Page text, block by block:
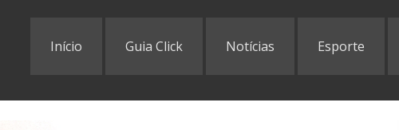
Início Guia Click Notícias Esporte